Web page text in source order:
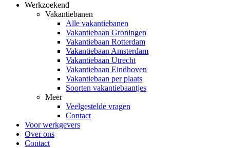
Werkzoekend
Vakantiebanen
Alle vakantiebanen
Vakantiebaan Groningen
Vakantiebaan Rotterdam
Vakantiebaan Amsterdam
Vakantiebaan Utrecht
Vakantiebaan Eindhoven
Vakantiebaan per plaats
Soorten vakantiebaantjes
Meer
Veelgestelde vragen
Contact
Voor werkgevers
Over ons
Contact